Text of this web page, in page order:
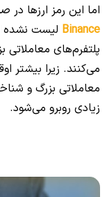
اما این رمز ارزها
Binance لیست
پلتفرم‌های
می‌کنند. زیرا بیشتر
معاملاتی بزرگ و
زیادی روبرو می‌شود.